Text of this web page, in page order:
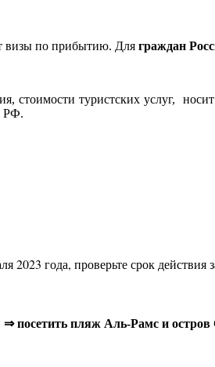
визы по прибытию. Для граждан
стоимости туристских услуг,
РФ.
года, проверьте срок действия
⇒ посетить пляж Аль-Рамс и